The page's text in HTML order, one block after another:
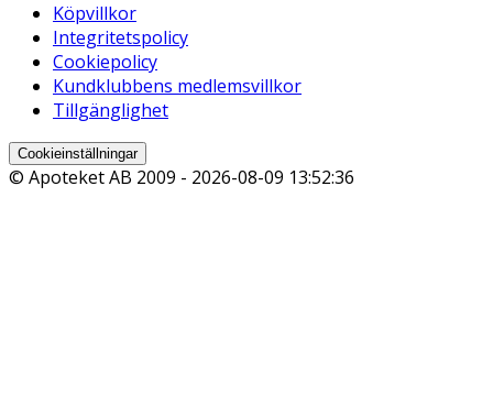
Köpvillkor
Integritetspolicy
Cookiepolicy
Kundklubbens medlemsvillkor
Tillgänglighet
Cookieinställningar
© Apoteket AB 2009 - 2026-08-09 13:52:36